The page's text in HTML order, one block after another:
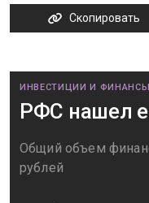
Скопировать
ИНВЕСТИЦИИ И ФИНАНСЫ
РФС нашел
Общий объем
рублей